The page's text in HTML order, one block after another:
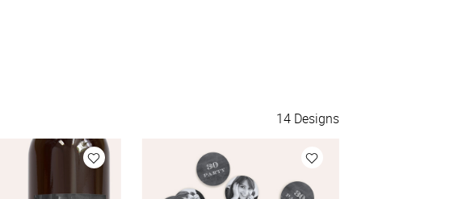
Mehr Aufkleber
14Designs